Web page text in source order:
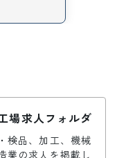
場求人フォルダ
検品、加工、機械
業の求人を掲載し